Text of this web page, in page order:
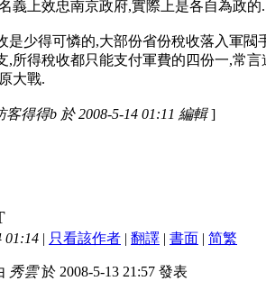
義上效忠南京政府,實際上是各自為政的.
是少得可憐的,大部份省份稅收落入軍
,所得稅收都只能支付軍費的四份一,常
大戰.
得得b 於 2008-5-14 01:11 編輯]
01:14 | 只看該作者 | 翻譯 | 書面 | 简繁
秀雲於 2008-5-13 21:57 發表